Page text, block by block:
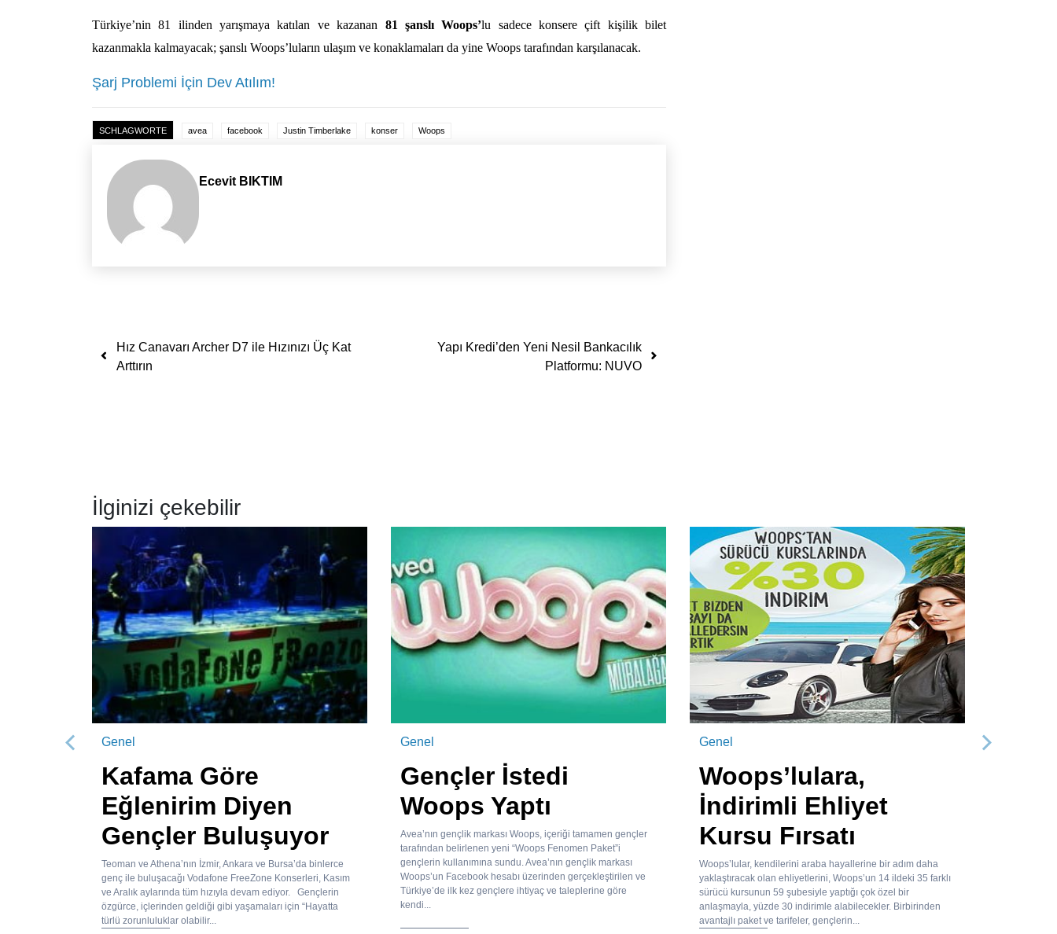
Türkiye’nin 81 ilinden yarışmaya katılan ve kazanan 81 şanslı Woops’lu sadece konsere çift kişilik bilet
kazanmakla kalmayacak; şanslı Woops’luların ulaşım ve konaklamaları da yine Woops tarafından karşılanacak.
Şarj Problemi İçin Dev Atılım!
SCHLAGWORTE avea facebook Justin Timberlake konser Woops
Ecevit BIKTIM
Yazı dolaşımı
Hız Canavarı Archer D7 ile Hızınızı Üç Kat
Arttırın
Yapı Kredi’den Yeni Nesil Bankacılık
Platformu: NUVO
İlginizi çekebilir
Genel
Kafama Göre
Eğlenirim Diyen
Gençler Buluşuyor
Teoman ve Athena’nın İzmir, Ankara ve Bursa’da binlerce
genç ile buluşacağı Vodafone FreeZone Konserleri, Kasım
ve Aralık aylarında tüm hızıyla devam ediyor. Gençlerin
özgürce, içlerinden geldiği gibi yaşamaları için “Hayatta
türlü zorunluluklar olabilir...
Genel
Gençler İstedi
Woops Yaptı
Avea’nın gençlik markası Woops, içeriği tamamen gençler
tarafından belirlenen yeni “Woops Fenomen Paket”i
gençlerin kullanımına sundu. Avea’nın gençlik markası
Woops’un Facebook hesabı üzerinden gerçekleştirilen ve
Türkiye’de ilk kez gençlere ihtiyaç ve taleplerine göre
kendi...
Genel
Woops’lulara,
İndirimli Ehliyet
Kursu Fırsatı
Woops’lular, kendilerini araba hayallerine bir adım daha
yaklaştıracak olan ehliyetlerini, Woops’un 14 ildeki 35 farklı
sürücü kursunun 59 şubesiyle yaptığı çok özel bir
anlaşmayla, yüzde 30 indirimle alabilecekler. Birbirinden
avantajlı paket ve tarifeler, gençlerin...
Önceki Sonraki